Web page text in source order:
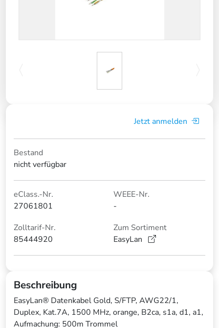
Jetzt anmelden
Bestand
nicht verfügbar
eClass.-Nr.
27061801
WEEE-Nr.
-
Zolltarif-Nr.
85444920
Zum Sortiment
EasyLan
Beschreibung
EasyLan® Datenkabel Gold, S/FTP, AWG22/1,
Duplex, Kat.7A, 1500 MHz, orange, B2ca, s1a, d1, a1,
Aufmachung: 500m Trommel